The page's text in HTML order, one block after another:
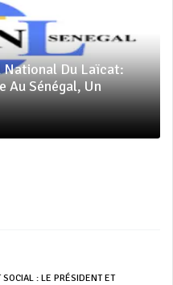
National Du Laïcat:
Au Sénégal, Un
SOCIAL : LE PRÉSIDENT ET